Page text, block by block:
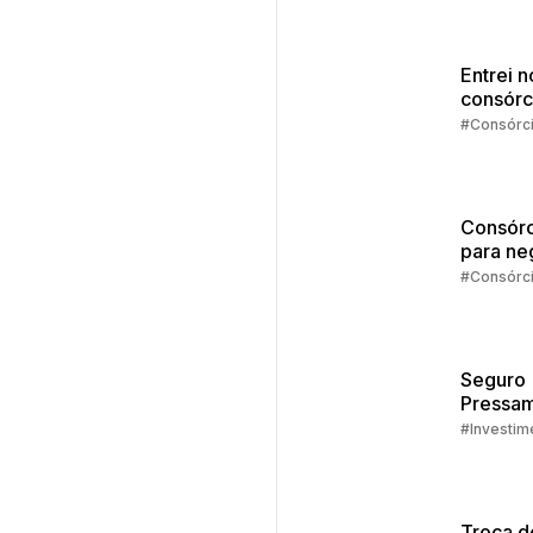
Entrei
agora?
para
Seguro